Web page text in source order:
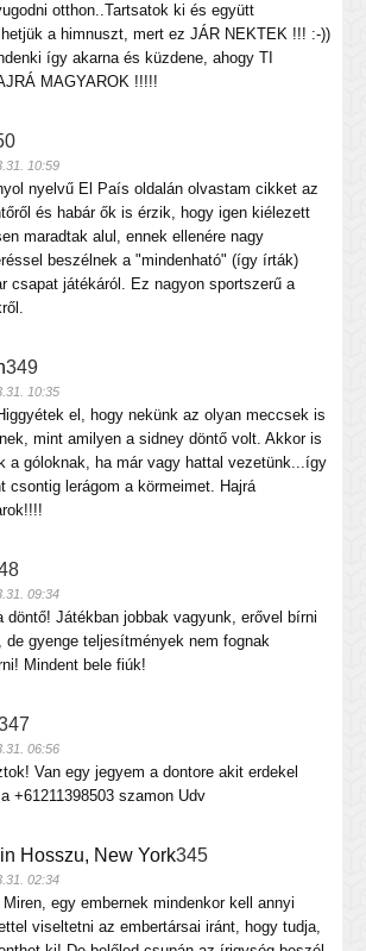
otthon..Tartsatok ki és együtt
a himnuszt, mert ez JÁR NEKTEK !!! :-))
így akarna és küzdene, ahogy TI
MAGYAROK !!!!!
10:59
nyelvű El País oldalán olvastam cikket az
és habár ők is érzik, hogy igen kiélezett
maradtak alul, ennek ellenére nagy
beszélnek a "mindenható" (így írták)
csapat játékáról. Ez nagyon sportszerű a
349
10:35
el, hogy nekünk az olyan meccsek is
mint amilyen a sidney döntő volt. Akkor is
a góloknak, ha már vagy hattal vezetünk...így
csontig lerágom a körmeimet. Hajrá
09:34
döntő! Játékban jobbak vagyunk, erővel bírni
de gyenge teljesítmények nem fognak
Mindent bele fiúk!
06:56
Van egy jegyem a dontore akit erdekel
+61211398503 szamon Udv
Hosszu, New York345
02:34
Miren, egy embernek mindenkor kell annyi
viseltetni az embertársai iránt, hogy tudja,